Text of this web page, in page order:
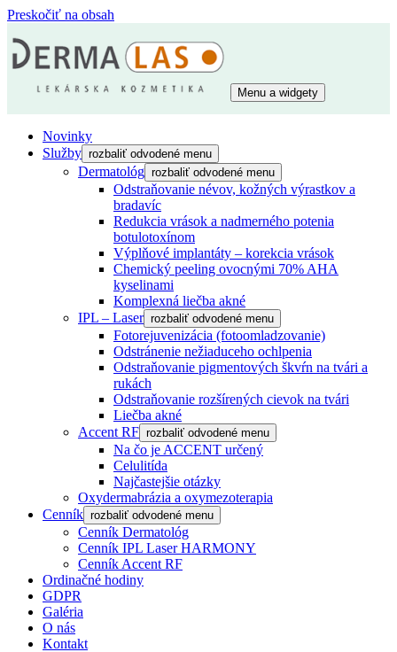
Preskočiť na obsah
Menu a widgety
Novinky
Služby rozbaliť odvodené menu
Dermatológ rozbaliť odvodené menu
Odstraňovanie névov, kožných výrastkov a
bradavíc
Redukcia vrások a nadmerného potenia
botulotoxínom
Výplňové implantáty – korekcia vrások
Chemický peeling ovocnými 70% AHA
kyselinami
Komplexná liečba akné
IPL – Laser rozbaliť odvodené menu
Fotorejuvenizácia (fotoomladzovanie)
Odstránenie nežiaduceho ochlpenia
Odstraňovanie pigmentových škvŕn na tvári a
rukách
Odstraňovanie rozšírených cievok na tvári
Liečba akné
Accent RF rozbaliť odvodené menu
Na čo je ACCENT určený
Celulitída
Najčastejšie otázky
Oxydermabrázia a oxymezoterapia
Cenník rozbaliť odvodené menu
Cenník Dermatológ
Cenník IPL Laser HARMONY
Cenník Accent RF
Ordinačné hodiny
GDPR
Galéria
O nás
Kontakt